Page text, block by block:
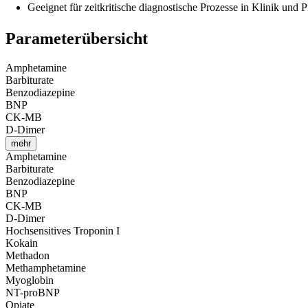
Geeignet für zeitkritische diagnostische Prozesse in Klinik und
Parameterübersicht
Amphetamine
Barbiturate
Benzodiazepine
BNP
CK-MB
D-Dimer
mehr
Amphetamine
Barbiturate
Benzodiazepine
BNP
CK-MB
D-Dimer
Hochsensitives Troponin I
Kokain
Methadon
Methamphetamine
Myoglobin
NT-proBNP
Opiate